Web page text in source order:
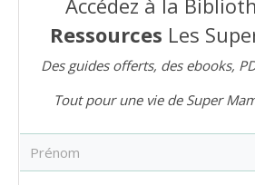
Accédez à la
Ressources Les
Des guides offerts, des ebooks,
Tout pour une vie de Super